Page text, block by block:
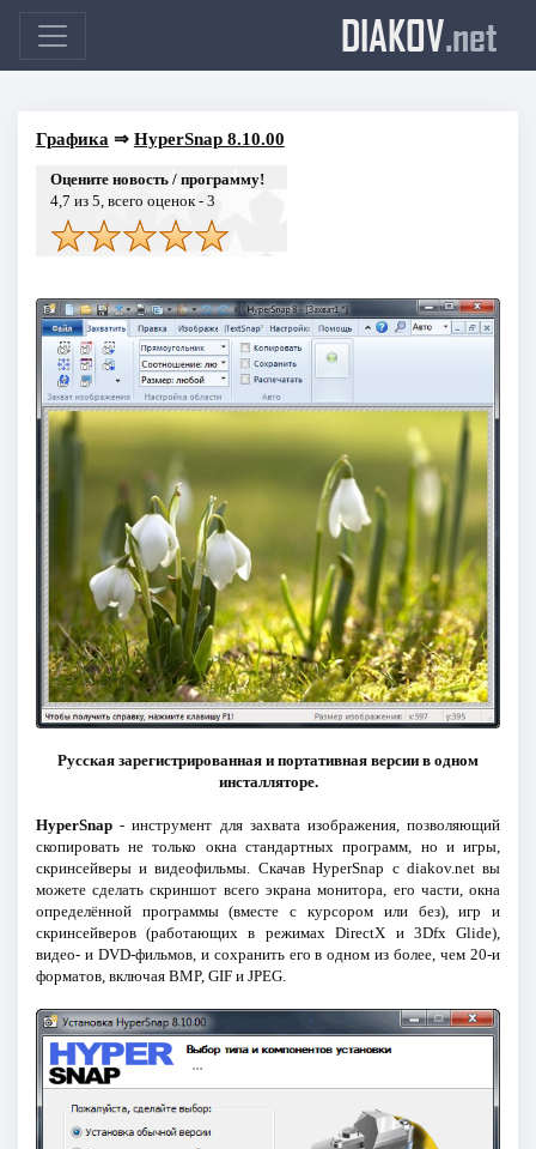
DIAKOV.net
Графика ⇒ HyperSnap 8.10.00
Оцените новость / программу!
4,7 из 5, всего оценок - 3
Русская зарегистрированная и портативная версии в одном
инсталляторе.
HyperSnap- инструмент для захвата изображения, позволяющий
скопировать не только окна стандартных программ, но и игры,
скринсейверы и видеофильмы. Скачав HyperSnap с diakov.net вы
можете сделать скриншот всего экрана монитора, его части, окна
определённой программы (вместе с курсором или без), игр и
скринсейверов (работающих в режимах DirectX и 3Dfx Glide),
видео- и DVD-фильмов, и сохранить его в одном из более, чем 20-и
форматов, включая BMP, GIF и JPEG.